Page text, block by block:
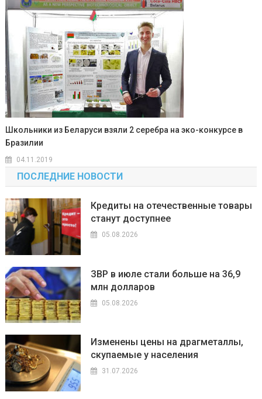
Школьники из Беларуси взяли 2 серебра на эко-конкурсе в
Бразилии
04.11.2019
ПОСЛЕДНИЕ НОВОСТИ
Кредиты на отечественные товары
станут доступнее
05.08.2026
ЗВР в июле стали больше на 36,9
млн долларов
05.08.2026
Изменены цены на драгметаллы,
скупаемые у населения
31.07.2026